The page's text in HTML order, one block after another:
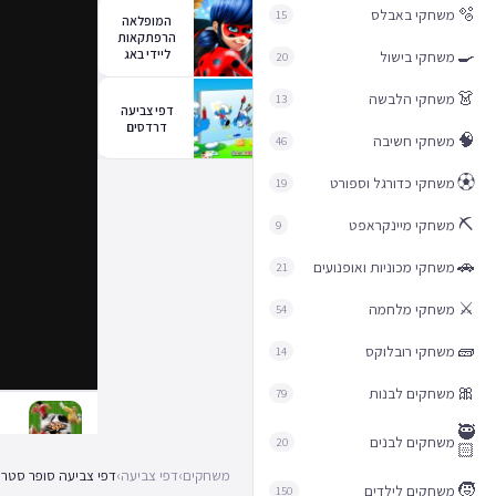
🫧 משחקי באבלס 15
🍳 משחקי בישול 20
👗 משחקי הלבשה 13
🧠 משחקי חשיבה 46
⚽︎משחקי כדורגל וספורט 19
⛏️ משחקי מיינקראפט 9
🚗משחקי מכוניות ואופנועים 21
⚔️ משחקי מלחמה 54
🧱 משחקי רובלוקס 14
🎀 משחקים לבנות 79
🥷
🏻 משחקים לבנים 20
🧒 משחקים לילדים 150
המופלאה
הרפתקאות
ליידי באג
דפי צביעה
דרדסים
משחקים›דפי צביעה›דפי צביעה סופר